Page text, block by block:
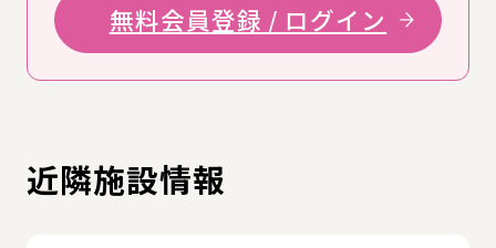
無料会員登録 / ログイン
近隣施設情報